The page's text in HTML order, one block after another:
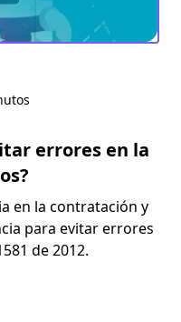
errores en la
en la contratación y
para evitar errores
de 2012.